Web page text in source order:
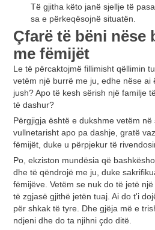
Të gjitha këto janë sjellje të
sa e përkeqësojnë situatën.
Çfarë të bëni nëse
me fëmijët
Le të përcaktojmë fillimisht qëllimin
vetëm një burrë me ju, edhe nëse ai
jush? Apo të kesh sërish një familje
të dashur?
Përgjigja është e dukshme vetëm
vullnetarisht apo pa dashje, gratë
fëmijët, duke u përpjekur të
Po, ekziston mundësia që
dhe të qëndrojë me ju, duke
fëmijëve. Vetëm se nuk do të jetë
të zgjasë gjithë jetën tuaj. Ai do t'i
për shkak të tyre. Dhe gjëja më e
ndjeni dhe do ta njihni çdo ditë.